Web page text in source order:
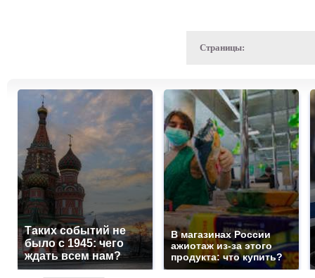
Страницы:
Таких событий не
было с 1945: чего
ждать всем нам?
В магазинах России
ажиотаж из-за этого
продукта: что купить?